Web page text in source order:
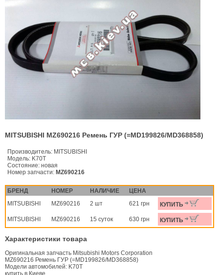
MITSUBISHI MZ690216 Ремень ГУР (=MD199826/MD368858)
Производитель: MITSUBISHI
Модель: K70T
Состояние: новая
Номер запчасти: MZ690216
БРЕНД НОМЕР НАЛИЧИЕ
ЦЕНА
MITSUBISHI
MZ690216 2 шт 621 грн КУПИТЬ
MITSUBISHI MZ690216 15 суток 630 грн КУПИТЬ
Характеристики товара
Оригинальная запчасть Mitsubishi Motors Corporation
MZ690216 Ремень ГУР (=MD199826/MD368858)
Модели автомобилей: K70T
купить в Киеве